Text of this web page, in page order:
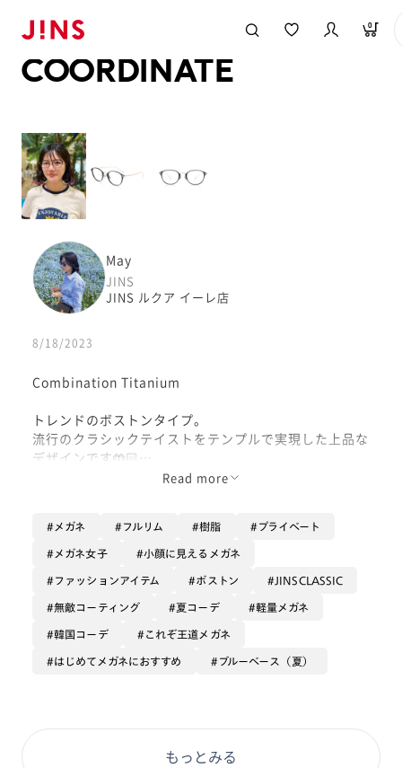
0
COORDINATE
May
JINS
JINS ルクア イーレ店
8/18/2023
Combination Titanium
トレンドのボストンタイプ。
流行のクラシックテイストをテンプルで実現した上品な
デザインです🤲🏻
写真を撮っても違和感がありません🌻
The 無敵！！！！
追加料金+¥5500で作れます。
シーンを選ばず、どこでも掛けれて
誰にでも似合う1本です。
ぜひお試しください(´u`)
Read more
メガネ フルリム 樹脂 プライベート
メガネ女子 小顔に見えるメガネ
ファッションアイテム ボストン JINSCLASSIC
無敵コーティング 夏コーデ 軽量メガネ
韓国コーデ これぞ王道メガネ
はじめてメガネにおすすめ ブルーベース（夏）
もっとみる